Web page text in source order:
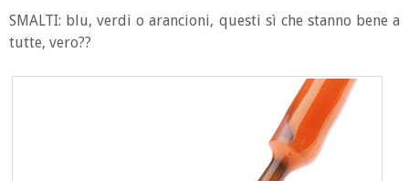
SMALTI: blu, verdi o arancioni, questi sì che stanno bene a
tutte, vero??